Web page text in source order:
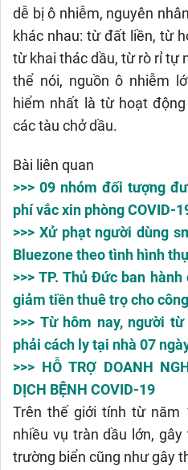
dễ bị ô nhiễm, nguyên
khác nhau: từ đất liền, từ
từ khai thác dầu, từ rò rỉ tự
thể nói, nguồn ô nhiễm
hiểm nhất là từ hoạt
các tàu chở dầu.
Bài liên quan
>>> 09 nhóm đối tượng
phí vắc xin phòng COVID-
>>> Xử phạt người dùng
Bluezone theo tình hình
>>> TP. Thủ Đức ban
giảm tiền thuê trọ cho
>>> Từ hôm nay, người
phải cách ly tại nhà 07
>>> HỖ TRỢ DOANH
DỊCH BỆNH COVID-19
Trên thế giới tính từ năm
nhiều vụ tràn dầu lớn,
trường biển cũng như gây